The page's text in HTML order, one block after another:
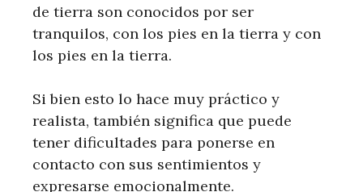
de tierra son conocidos por ser
tranquilos, con los pies en la tierra y con
los pies en la tierra.
Si bien esto lo hace muy práctico y
realista, también significa que puede
tener dificultades para ponerse en
contacto con sus sentimientos y
expresarse emocionalmente.